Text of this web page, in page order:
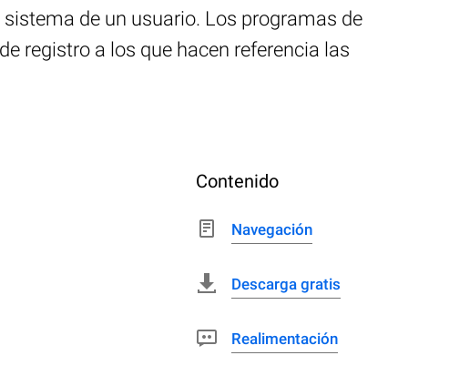
de un usuario. Los programas de
registro a los que hacen referencia las
Contenido
Navegación
Descarga gratis
Realimentación